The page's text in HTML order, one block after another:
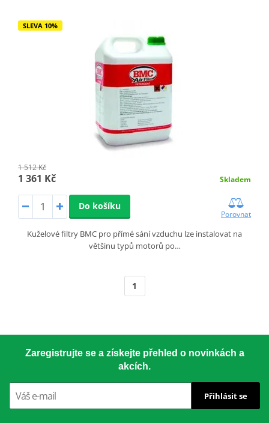
SLEVA 10%
1 512 Kč
1 361 Kč Skladem
Do košíku
Porovnat
Kuželové filtry BMC pro přímé sání vzduchu lze instalovat na
většinu typů motorů po…
1
Zaregistrujte se a získejte přehled o novinkách a
akcích.
Přihlásit se